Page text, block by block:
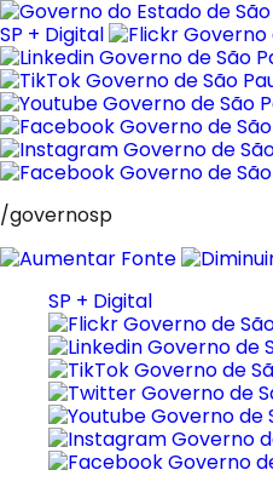
Pular
para
o
conteúdo
SP + Digital
/governosp
SP + Digital